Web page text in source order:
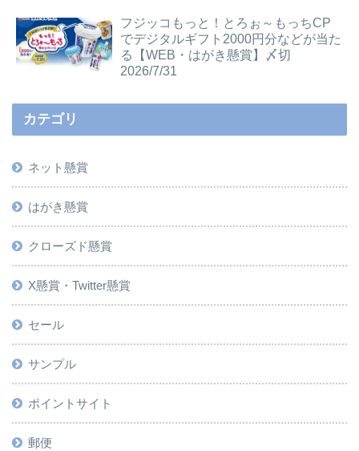
フジッコもっと！とろぉ～もっちCP
でデジタルギフト2000円分などが当た
る【WEB・はがき懸賞】〆切
2026/7/31
カテゴリ
ネット懸賞
はがき懸賞
クローズド懸賞
X懸賞・Twitter懸賞
セール
サンプル
ポイントサイト
郵便